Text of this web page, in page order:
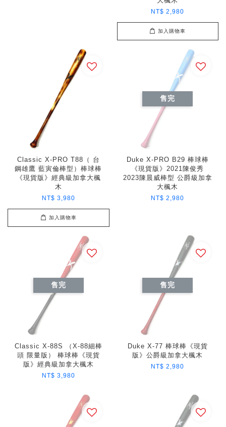
NT$ 2,980
加入購物車
Classic X-PRO T88（ 台
鋼雄鷹 藍寅倫棒型）棒球棒
《現貨版》經典級加拿大楓
木
NT$ 3,980
加入購物車
售完
Duke X-PRO B29 棒球棒
《現貨版》2021陳俊秀
2023陳晨威棒型 公爵級加拿
大楓木
NT$ 2,980
售完
Classic X-88S （X-88細棒
頭 限量版） 棒球棒《現貨
版》經典級加拿大楓木
NT$ 3,980
售完
Duke X-77 棒球棒《現貨
版》公爵級加拿大楓木
NT$ 2,980